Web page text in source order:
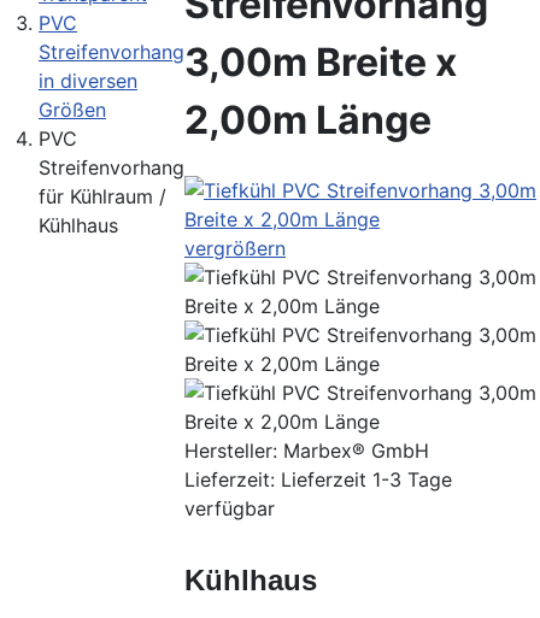
PVC
Streifenvorhang
in diversen
Größen
PVC
Streifenvorhang
für Kühlraum /
Kühlhaus
3,00m Breite x
2,00m Länge
vergrößern
Hersteller: Marbex® GmbH
Lieferzeit: Lieferzeit 1-3 Tage
verfügbar
Kühlhaus